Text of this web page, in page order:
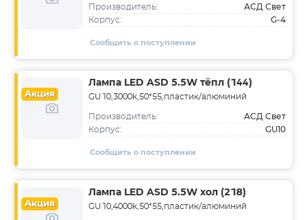
Производитель: АСД Свет
Корпус: G-4
Сообщить о поступлении
Акция
Лампа LED ASD 5.5W тёпл (144)
GU10,3000k,50*55,пластик/алюминий
Производитель: АСД Свет
Корпус: GU10
Сообщить о поступлении
Акция
Лампа LED ASD 5.5W хол (218)
GU10,4000k,50*55,пластик/алюминий